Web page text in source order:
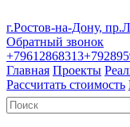
г.Ростов-на-Дону,
Обратный звонок
+79612868313
Главная Проекты
Рассчитать стоимость